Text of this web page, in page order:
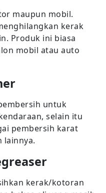
maupun mobil.
kerak
Produk ini biasa
mobil atau auto
untuk
selain itu
pembersih karat
lainnya.
kerak/kotoran